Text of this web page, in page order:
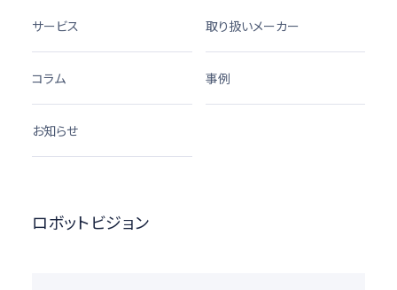
サービス 取り扱いメーカー
コラム 事例
お知らせ
ロボットビジョン